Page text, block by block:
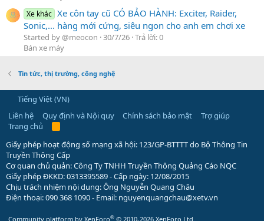
Xe khác Xe côn tay cũ CÓ BẢO HÀNH: Exciter, Raider,
Sonic,... hàng mới cứng, siêu ngon cho anh em chơi xe
Started by @meocon 30/7/26 Trả lời: 0
Bán xe máy
Tin tức, thị trường, công nghệ
Tiếng Việt (VN)
Liên hệ
Quy định và Nội quy Chính sách bảo mật
Trợ giúp
Trang chủ
R
S
S
Giấy phép hoạt động số mạng xã hội: 123/GP-BTTTT do Bộ Thông Tin
Truyền Thông Cấp
Cơ quan chủ quản: Công Ty TNHH Truyền Thông Quảng Cáo NQC
Giấy phép ĐKKD: 0313395589 - Cấp ngày: 12/08/2015
Chịu trách nhiệm nội dung: Ông Nguyễn Quang Châu
Điện thoại: 090 368 1090 - Email: nguyenquangchau@xetv.vn
Community platform by XenForo® © 2010-2026 XenForo Ltd.